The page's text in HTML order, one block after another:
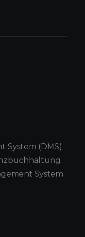
System (DMS)
System